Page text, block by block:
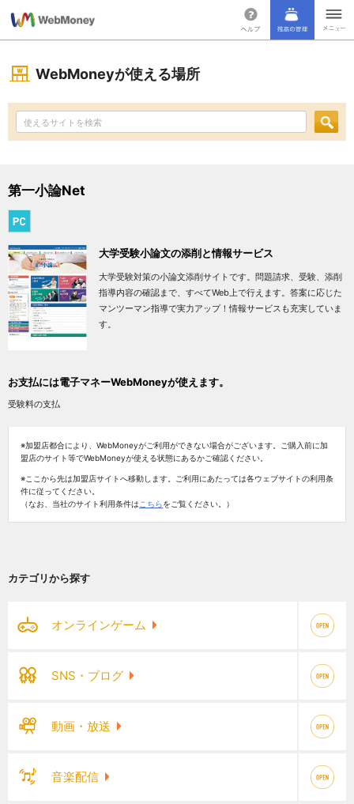
WebMoneyが使える場所
第一小論Net
大学受験小論文の添削と情報サービス
大学受験対策の小論文添削サイトです。問題請求、受験、添削
指導内容の確認まで、すべてWeb上で行えます。答案に応じた
マンツーマン指導で実力アップ！情報サービスも充実していま
す。
お支払には電子マネーWebMoneyが使えます。
受験料の支払
※加盟店都合により、WebMoneyがご利用ができない場合がございます。ご購入前に加
盟店のサイト等でWebMoneyが使える状態にあるかご確認ください。
※ここから先は加盟店サイトへ移動します。ご利用にあたっては各ウェブサイトの利用条
件に従ってください。
（なお、当社のサイト利用条件は こちらをご覧ください。）
カテゴリから探す
オンラインゲーム
SNS・ブログ
動画・放送
音楽配信